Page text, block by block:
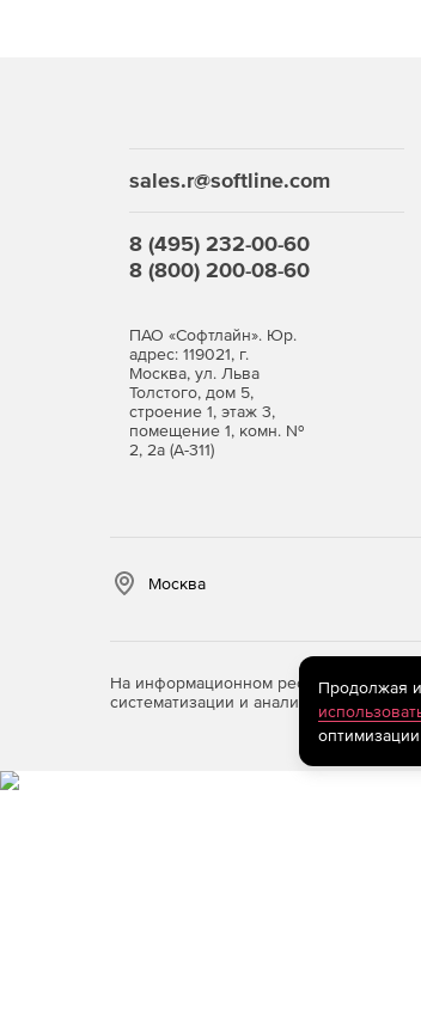
sales.r@softline.com
8 (495) 232-00-60
8 (800) 200-08-60
ПАО «Софтлайн». Юр.
адрес: 119021, г.
Москва, ул. Льва
Толстого, дом 5,
строение 1, этаж 3,
помещение 1, комн. №
2, 2а (А-311)
Москва
На информационном ресурсе
систематизации и анализа сведений,
Продолжая